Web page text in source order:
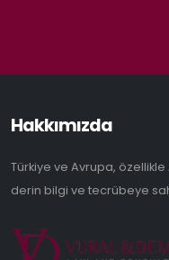
Hakkımızda
Türkiye ve Avrupa,
derin bilgi ve tecrübeye